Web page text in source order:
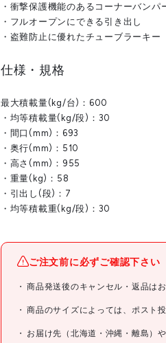
・衝撃保護機能のあるコーナーバンパ
・フルオープンにできる引き出し
・盗難防止に優れたチューブラーキー
仕様・規格
最大積載量(kg/台)：600
・均等積載量(kg/段)：30
・間口(mm)：693
・奥行(mm)：510
・高さ(mm)：955
・重量(kg)：58
・引出し(段)：7
・均等積載重(kg/段)：30
ご注文前に必ずご確認下さい
商品発送後のキャンセル・返品は
商品のサイズによっては、ポスト
お届け先（北海道・沖縄・離島）